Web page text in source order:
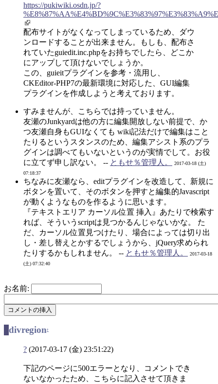
https://pukiwiki.osdn.jp/?
配布サイトがなくなってしまっているため、ダウ
ンロードすることが出来ません。もしも、配布さ
れていたguiedit.inc.phpをお持ちでしたら、どこか
にアップして頂けないでしょうか。
この、guieitプラグインを参考・流用し、
CKEditor-PHP7の最新環境に対応した、GUI編集
プラグインを作成しようと考えております。
すみませんが、こちらでは持っていません。
友瀬のJunkyardは他の方に編集開放しない前提で、か
つ友瀬自身もGUIなくても wiki記法だけで編集はこと
たりるというスタンスのため、編集アシスト系のプラ
グインは調べてもいないというのが実情でして。お役
に立てず申し訳ない。 -- ともせ％管理人。
2017-03-18 (土)
07:18:37
ちなみに友瀬なら、editプラグインを改造して、新規に
ボタンを置いて、そのボタンを押すと編集的Javascript
が動くようなものを作るように思います。
『テキストエリア カーソル位置 挿入』あたりで検索す
れば、そういうscriptは見つかるんじゃないかな。 た
だ、カーソル位置見つけたり、場合によっては切り出
し・差し替えとかするでしょうから、jQuery求められ
たりするかもしれません。 -- ともせ％管理人。
2017-03-18
(土) 07:32:40
お名前:
divregion†
? (2017-03-17 (金) 23:51:22)
下記のページに500エラーとなり、コメントでき
ないなかったため、こちらに記入させて頂きま